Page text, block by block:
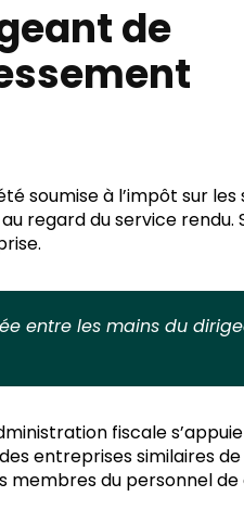
de
soumise à l’impôt sur
regard du service
entre les mains du
fiscale
entreprises similaires
membres du personnel